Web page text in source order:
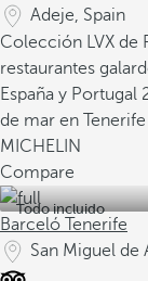
Adeje, Spain
Colección LVX de
restaurantes
España y Portugal
de mar en
MICHELIN
Compare
Todo incluido
Barceló Tenerife
San Miguel de